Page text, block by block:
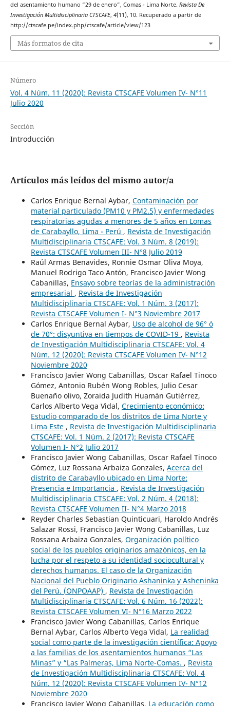
del asentamiento humano “29 de enero”, Comas - Lima Norte. Revista De
Investigación Multidisciplinaria CTSCAFE, 4(11), 10. Recuperado a partir de
http://ctscafe.pe/index.php/ctscafe/article/view/123
Más formatos de cita
Número
Vol. 4 Núm. 11 (2020): Revista CTSCAFE Volumen IV- N°11
Julio 2020
Sección
Introducción
Artículos más leídos del mismo autor/a
Carlos Enrique Bernal Aybar, Contaminación por
material particulado (PM10 y PM2.5) y enfermedades
respiratorias agudas a menores de 5 años en Lomas
de Carabayllo, Lima - Perú , Revista de Investigación
Multidisciplinaria CTSCAFE: Vol. 3 Núm. 8 (2019):
Revista CTSCAFE Volumen III- N°8 Julio 2019
Raúl Armas Benavides, Ronnie Osmar Oliva Moya,
Manuel Rodrigo Taco Antón, Francisco Javier Wong
Cabanillas, Ensayo sobre teorías de la administración
empresarial , Revista de Investigación
Multidisciplinaria CTSCAFE: Vol. 1 Núm. 3 (2017):
Revista CTSCAFE Volumen I- N°3 Noviembre 2017
Carlos Enrique Bernal Aybar, Uso de alcohol de 96° ó
de 70°: disyuntiva en tiempos de COVID-19 , Revista
de Investigación Multidisciplinaria CTSCAFE: Vol. 4
Núm. 12 (2020): Revista CTSCAFE Volumen IV- N°12
Noviembre 2020
Francisco Javier Wong Cabanillas, Oscar Rafael Tinoco
Gómez, Antonio Rubén Wong Robles, Julio Cesar
Buenaño olivo, Zoraida Judith Huamán Gutiérrez,
Carlos Alberto Vega Vidal, Crecimiento económico:
Estudio comparado de los distritos de Lima Norte y
Lima Este , Revista de Investigación Multidisciplinaria
CTSCAFE: Vol. 1 Núm. 2 (2017): Revista CTSCAFE
Volumen I- N°2 Julio 2017
Francisco Javier Wong Cabanillas, Oscar Rafael Tinoco
Gómez, Luz Rossana Arbaiza Gonzales, Acerca del
distrito de Carabayllo ubicado en Lima Norte:
Presencia e Importancia , Revista de Investigación
Multidisciplinaria CTSCAFE: Vol. 2 Núm. 4 (2018):
Revista CTSCAFE Volumen II- N°4 Marzo 2018
Reyder Charles Sebastian Quinticuari, Haroldo Andrés
Salazar Rossi, Francisco Javier Wong Cabanillas, Luz
Rossana Arbaiza Gonzales, Organización político
social de los pueblos originarios amazónicos, en la
lucha por el respeto a su identidad sociocultural y
derechos humanos. El caso de la Organización
Nacional del Pueblo Originario Ashaninka y Asheninka
del Perú. (ONPOAAP) , Revista de Investigación
Multidisciplinaria CTSCAFE: Vol. 6 Núm. 16 (2022):
Revista CTSCAFE Volumen VI- N°16 Marzo 2022
Francisco Javier Wong Cabanillas, Carlos Enrique
Bernal Aybar, Carlos Alberto Vega Vidal, La realidad
social como parte de la investigación científica: Apoyo
a las familias de los asentamientos humanos “Las
Minas” y “Las Palmeras, Lima Norte-Comas. , Revista
de Investigación Multidisciplinaria CTSCAFE: Vol. 4
Núm. 12 (2020): Revista CTSCAFE Volumen IV- N°12
Noviembre 2020
Francisco Javier Wong Cabanillas, La educación como